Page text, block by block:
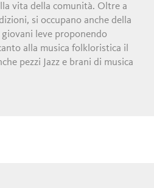
vita della comunità. Oltre a
si occupano anche della
leve proponendo
alla musica folkloristica il
pezzi Jazz e brani di musica